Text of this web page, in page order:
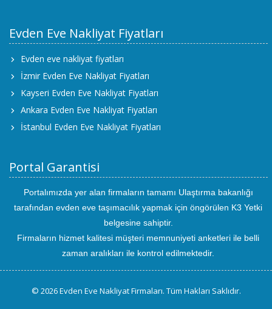
Evden Eve Nakliyat Fiyatları
Evden eve nakliyat fiyatları
İzmir Evden Eve Nakliyat Fiyatları
Kayseri Evden Eve Nakliyat Fiyatları
Ankara Evden Eve Nakliyat Fiyatları
İstanbul Evden Eve Nakliyat Fiyatları
Portal Garantisi
Portalımızda yer alan firmaların tamamı Ulaştırma bakanlığı
tarafından evden eve taşımacılık yapmak için öngörülen K3 Yetki
belgesine sahiptir.
Firmaların hizmet kalitesi müşteri memnuniyeti anketleri ile belli
zaman aralıkları ile kontrol edilmektedir.
© 2026 Evden Eve Nakliyat Firmaları. Tüm Hakları Saklıdır.